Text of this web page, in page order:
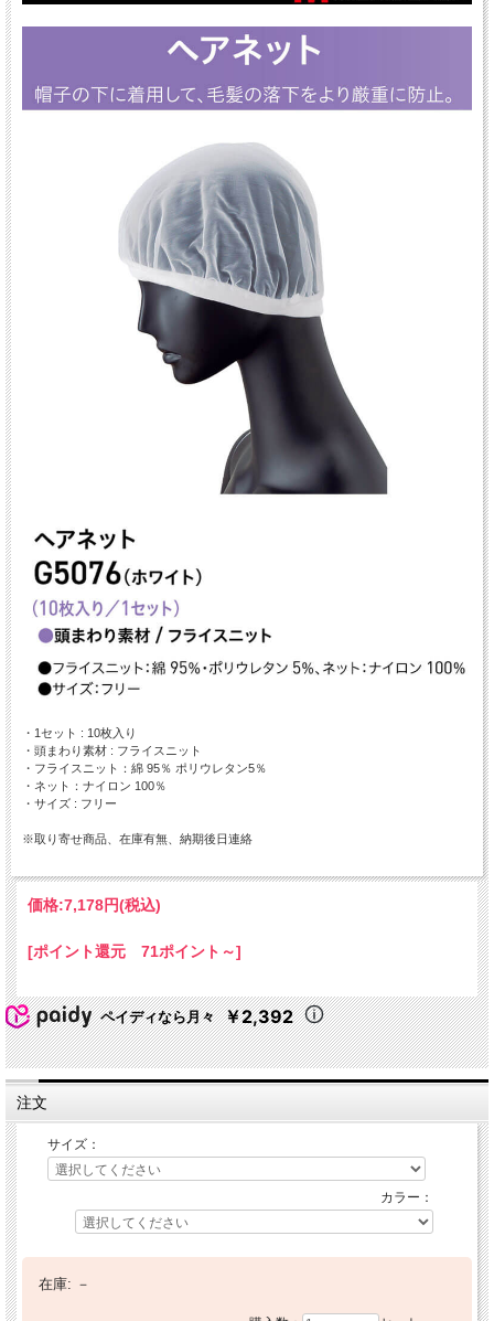
・1セット : 10枚入り
・頭まわり素材 : フライスニット
・フライスニット：綿 95％ ポリウレタン5％
・ネット：ナイロン 100％
・サイズ : フリー
※取り寄せ商品、在庫有無、納期後日連絡
価格:7,178円(税込)
[ポイント還元 71ポイント～]
ペイディなら月々 ￥2,392
注文
サイズ：
カラー：
在庫: －